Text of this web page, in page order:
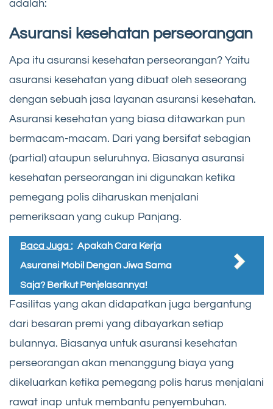
adalah:
Asuransi kesehatan perseorangan
Apa itu asuransi kesehatan perseorangan? Yaitu
asuransi kesehatan yang dibuat oleh seseorang
dengan sebuah jasa layanan asuransi kesehatan.
Asuransi kesehatan yang biasa ditawarkan pun
bermacam-macam. Dari yang bersifat sebagian
(partial) ataupun seluruhnya. Biasanya asuransi
kesehatan perseorangan ini digunakan ketika
pemegang polis diharuskan menjalani
pemeriksaan yang cukup Panjang.
Baca Juga : Apakah Cara Kerja
Asuransi Mobil Dengan Jiwa Sama
Saja? Berikut Penjelasannya!
Fasilitas yang akan didapatkan juga bergantung
dari besaran premi yang dibayarkan setiap
bulannya. Biasanya untuk asuransi kesehatan
perseorangan akan menanggung biaya yang
dikeluarkan ketika pemegang polis harus menjalani
rawat inap untuk membantu penyembuhan.